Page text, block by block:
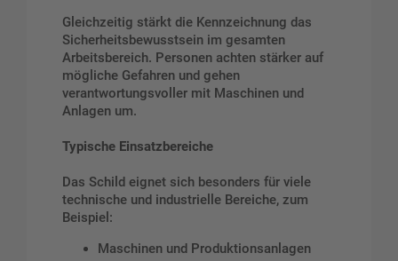
Gleichzeitig stärkt die Kennzeichnung das
Sicherheitsbewusstsein im gesamten
Arbeitsbereich. Personen achten stärker auf
mögliche Gefahren und gehen
verantwortungsvoller mit Maschinen und
Anlagen um.
Typische Einsatzbereiche
Das Schild eignet sich besonders für viele
technische und industrielle Bereiche, zum
Beispiel:
Maschinen und Produktionsanlagen